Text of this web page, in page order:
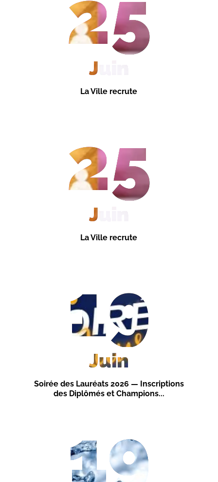
La Ville recrute
25
Juin
La Ville recrute
25
Juin
Soirée des Lauréats 2026 — Inscriptions
des Diplômés et Champions...
19
Juin
19